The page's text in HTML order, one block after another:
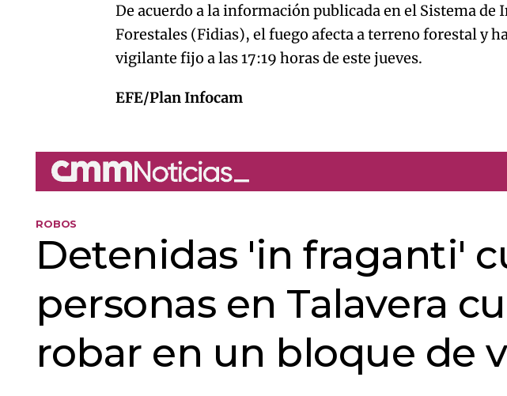
De acuerdo a la información publicada en el Sistema
Forestales (Fidias), el fuego afecta a terreno forestal y
vigilante fijo a las 17:19 horas de este jueves.
EFE/Plan Infocam
ROBOS
Detenidas 'in fraganti'
personas en Talavera
robar en un bloque de